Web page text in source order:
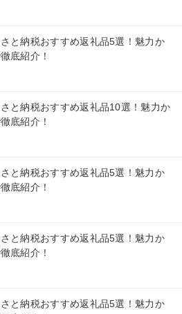
と納税おすすめ返礼品5選！魅力か
底紹介！
と納税おすすめ返礼品10選！魅力か
底紹介！
と納税おすすめ返礼品5選！魅力か
底紹介！
と納税おすすめ返礼品5選！魅力か
底紹介！
と納税おすすめ返礼品5選！魅力か